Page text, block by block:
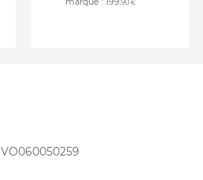
,90 €
VO060050259